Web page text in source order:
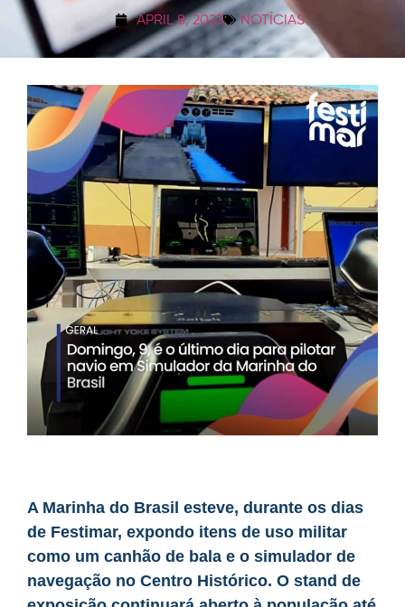
APRIL 8, 2023 NOTÍCIAS
A Marinha do Brasil esteve, durante os dias
de Festimar, expondo itens de uso militar
como um canhão de bala e o simulador de
navegação no Centro Histórico. O stand de